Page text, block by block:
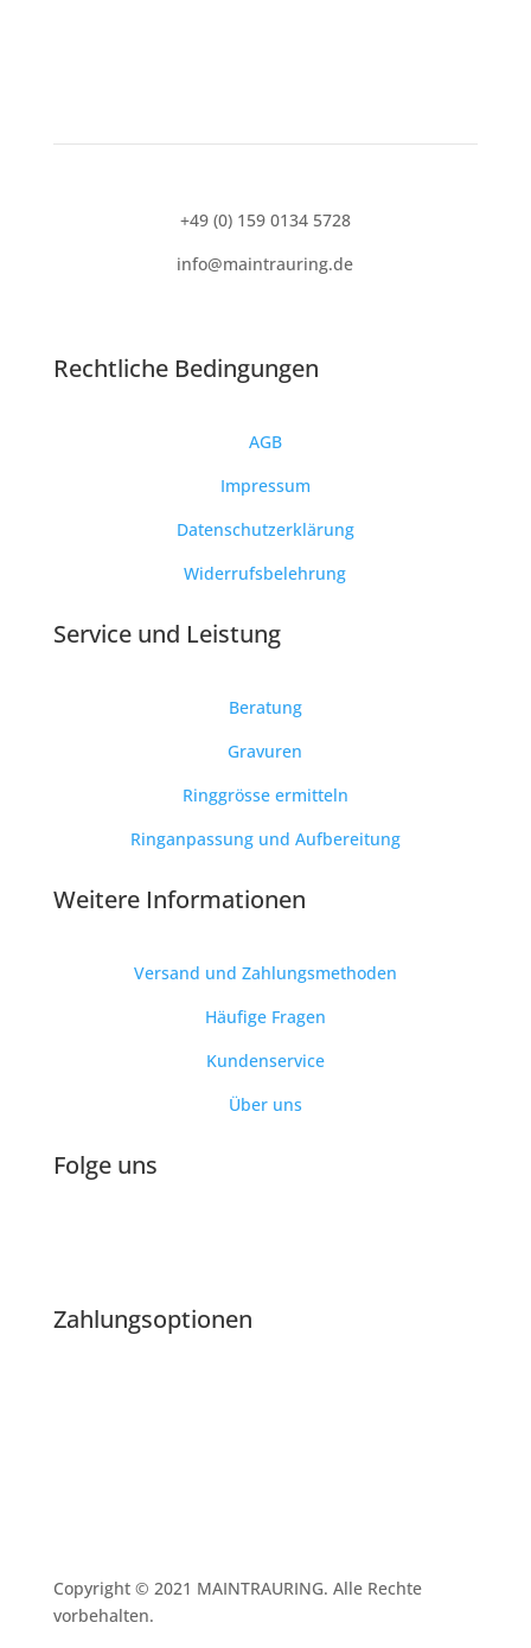
+49 (0) 159 0134 5728
info@maintrauring.de
Rechtliche Bedingungen
AGB
Impressum
Datenschutzerklärung
Widerrufsbelehrung
Service und Leistung
Beratung
Gravuren
Ringgrösse ermitteln
Ringanpassung und Aufbereitung
Weitere Informationen
Versand und Zahlungsmethoden
Häufige Fragen
Kundenservice
Über uns
Folge uns
Zahlungsoptionen
Copyright © 2021 MAINTRAURING. Alle Rechte
vorbehalten.